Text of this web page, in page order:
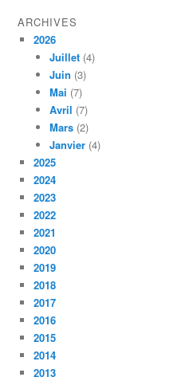
ARCHIVES
2026
Juillet (4)
Juin (3)
Mai (7)
Avril (7)
Mars (2)
Janvier (4)
2025
2024
2023
2022
2021
2020
2019
2018
2017
2016
2015
2014
2013